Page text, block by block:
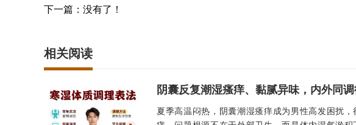
下一篇：没有了！
相关阅读
阴囊反复潮湿瘙痒、黏腻异味，内外同调
夏季高温闷热，阴囊潮湿瘙痒成为男性高发困扰